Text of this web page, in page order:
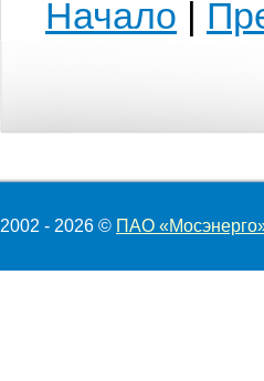
Начало |
2002 - 2026 © ПАО